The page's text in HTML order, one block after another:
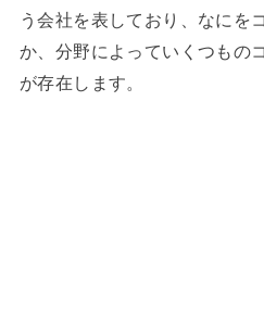
う会社を表しており、なにを
か、分野によっていくつもの
が存在します。